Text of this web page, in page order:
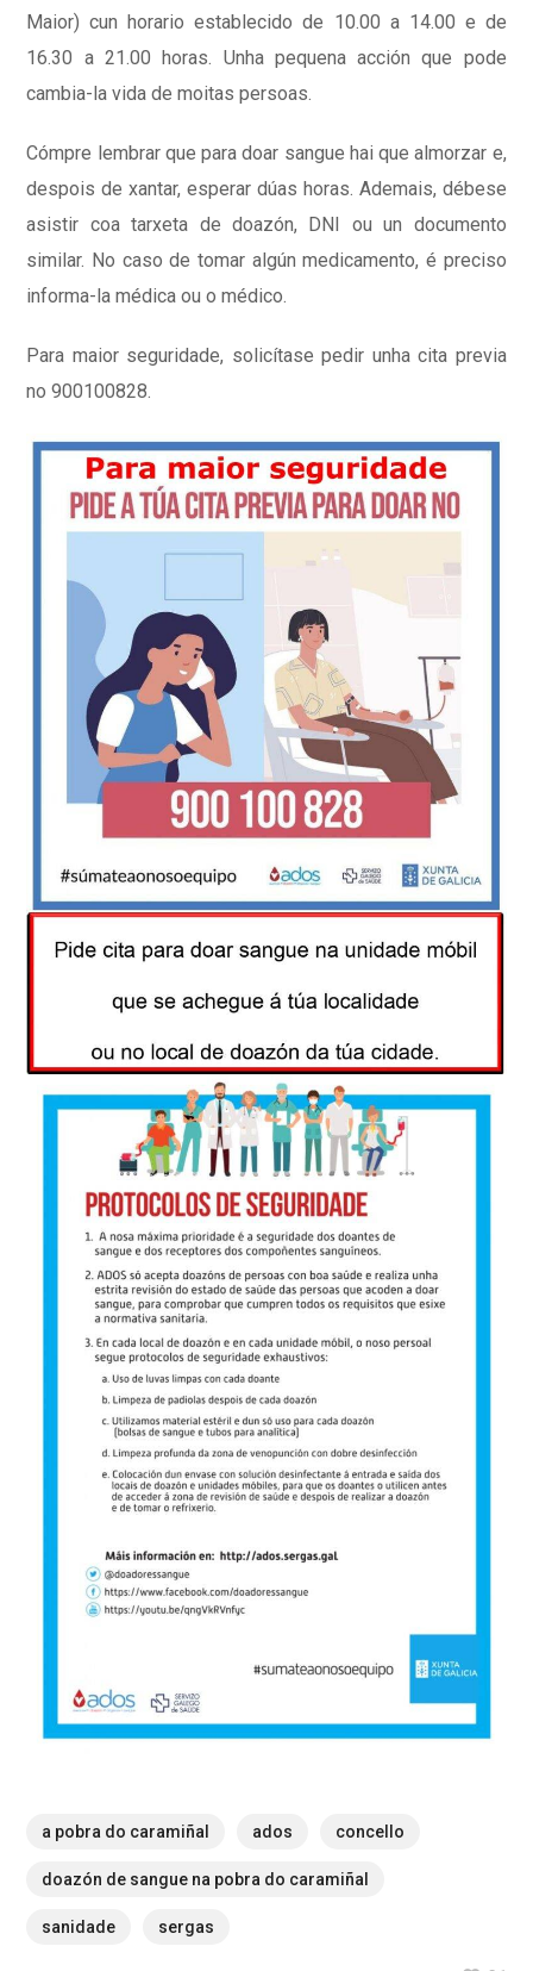
Maior) cun horario establecido de 10.00 a 14.00 e de
16.30 a 21.00 horas. Unha pequena acción que pode
cambia-la vida de moitas persoas.
Cómpre lembrar que para doar sangue hai que almorzar e,
despois de xantar, esperar dúas horas. Ademais, débese
asistir coa tarxeta de doazón, DNI ou un documento
similar. No caso de tomar algún medicamento, é preciso
informa-la médica ou o médico.
Para maior seguridade, solicítase pedir unha cita previa
no 900100828.
a pobra do caramiñal ados concello
doazón de sangue na pobra do caramiñal
sanidade sergas